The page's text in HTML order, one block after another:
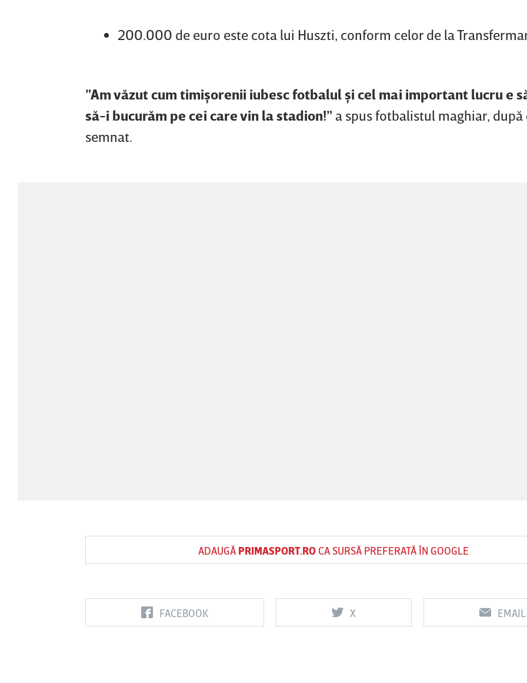
200.000 de euro este cota lui Huszti, conform celor de la
”Am văzut cum timişorenii iubesc fotbalul şi cel mai important lucru e
să-i bucurăm pe cei care vin la stadion!”a spus fotbalistul maghiar, după
semnat.
ADAUGĂ PRIMASPORT.ROCA SURSĂ PREFERATĂ ÎN GOOGLE
FACEBOOK X EMAIL